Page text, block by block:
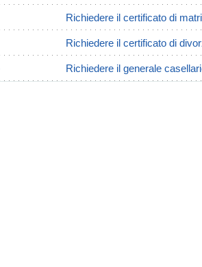
Richiedere il certificato di
Richiedere il certificato di
Richiedere il generale